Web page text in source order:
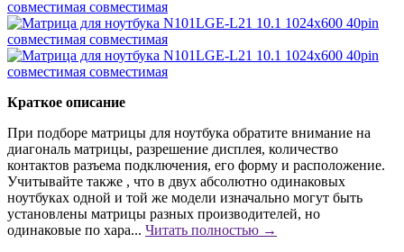
Краткое описание
При подборе матрицы для ноутбука обратите внимание на
диагональ матрицы, разрешение дисплея, количество
контактов разъема подключения, его форму и расположение.
Учитывайте также , что в двух абсолютно одинаковых
ноутбуках одной и той же модели изначально могут быть
установлены матрицы разных производителей, но
одинаковые по хара... Читать полностью →